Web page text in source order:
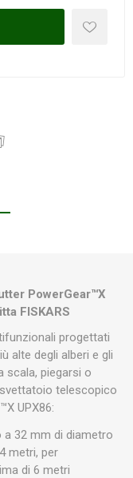
PowerGear™X
FISKARS
progettati
alte degli alberi e gli
scala, piegarsi o
telescopico
UPX86:
32 mm di diametro
metri, per
di 6 metri